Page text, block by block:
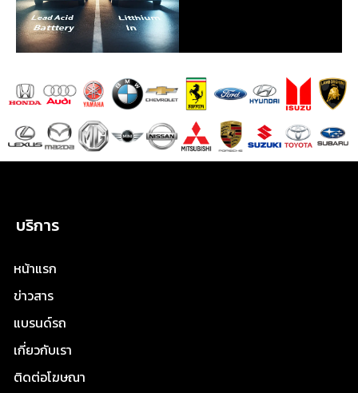
บริการ
หน้าแรก
ข่าวสาร
แบรนด์รถ
เกี่ยวกับเรา
ติดต่อโฆษณา